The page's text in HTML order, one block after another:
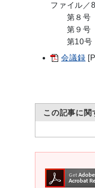
ファイル／
第８号
第９号 平
第10号
会議録
この記事に関